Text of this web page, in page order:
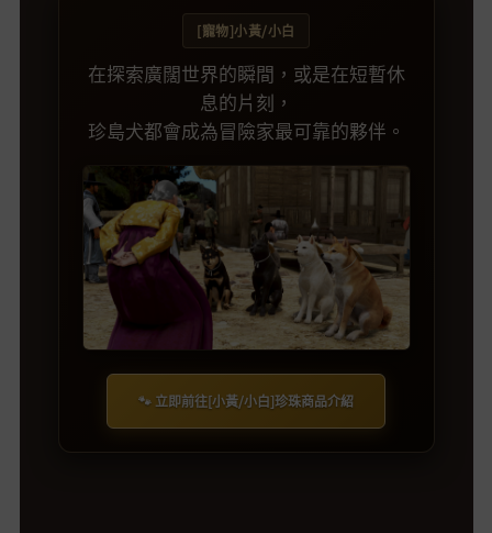
[寵物]小黃/小白
在探索廣闊世界的瞬間，或是在短暫休
息的片刻，
珍島犬都會成為冒險家最可靠的夥伴。
🐾 立即前往[小黃/小白]珍珠商品介紹